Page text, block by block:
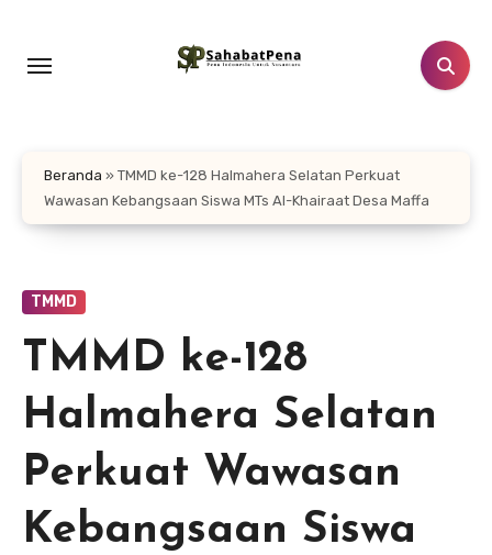
konten
Beranda » TMMD ke-128 Halmahera Selatan Perkuat
Wawasan Kebangsaan Siswa MTs Al-Khairaat Desa Maffa
TMMD
TMMD ke-128
Halmahera Selatan
Perkuat Wawasan
Kebangsaan Siswa